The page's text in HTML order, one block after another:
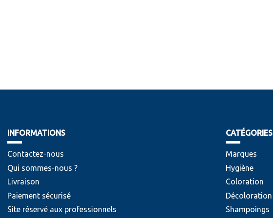
INFORMATIONS
Contactez-nous
Qui sommes-nous ?
Livraison
Paiement sécurisé
Site réservé aux professionnels
CATÉGORIES
Marques
Hygiène
Coloration
Décoloration
Shampoings